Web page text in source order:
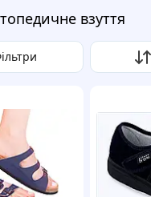
взуття